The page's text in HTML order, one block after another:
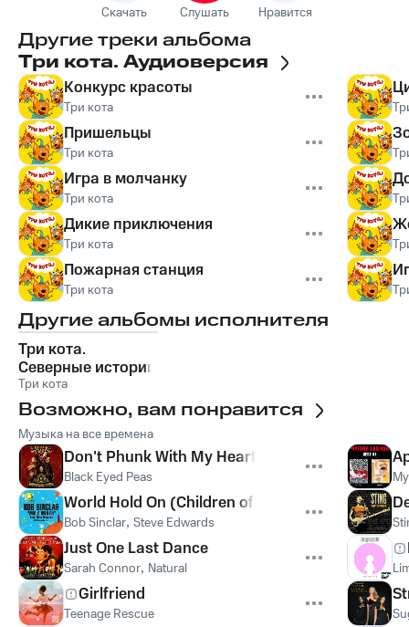
Скачать Слушать Нравится
Другие треки альбома
Три кота. Аудиоверсия
Конкурс красоты
Три кота
Пришельцы
Три кота
Игра в молчанку
Три кота
Дикие приключения
Три кота
Пожарная станция
Три кота
Другие альбомы исполнителя
Три кота.
Северные истории
Три кота
Возможно, вам понравится
Музыка на все времена
Don't Phunk With My Heart
Black Eyed Peas
World Hold On (Children of the Sky)
Bob Sinclar, Steve Edwards
Just One Last Dance
Sarah Connor, Natural
Girlfriend
Teenage Rescue